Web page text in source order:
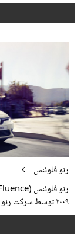
رنو فلوئنس
۲۰۰۹ توسط شرکت رنو طراحی و تولید شده‌است.